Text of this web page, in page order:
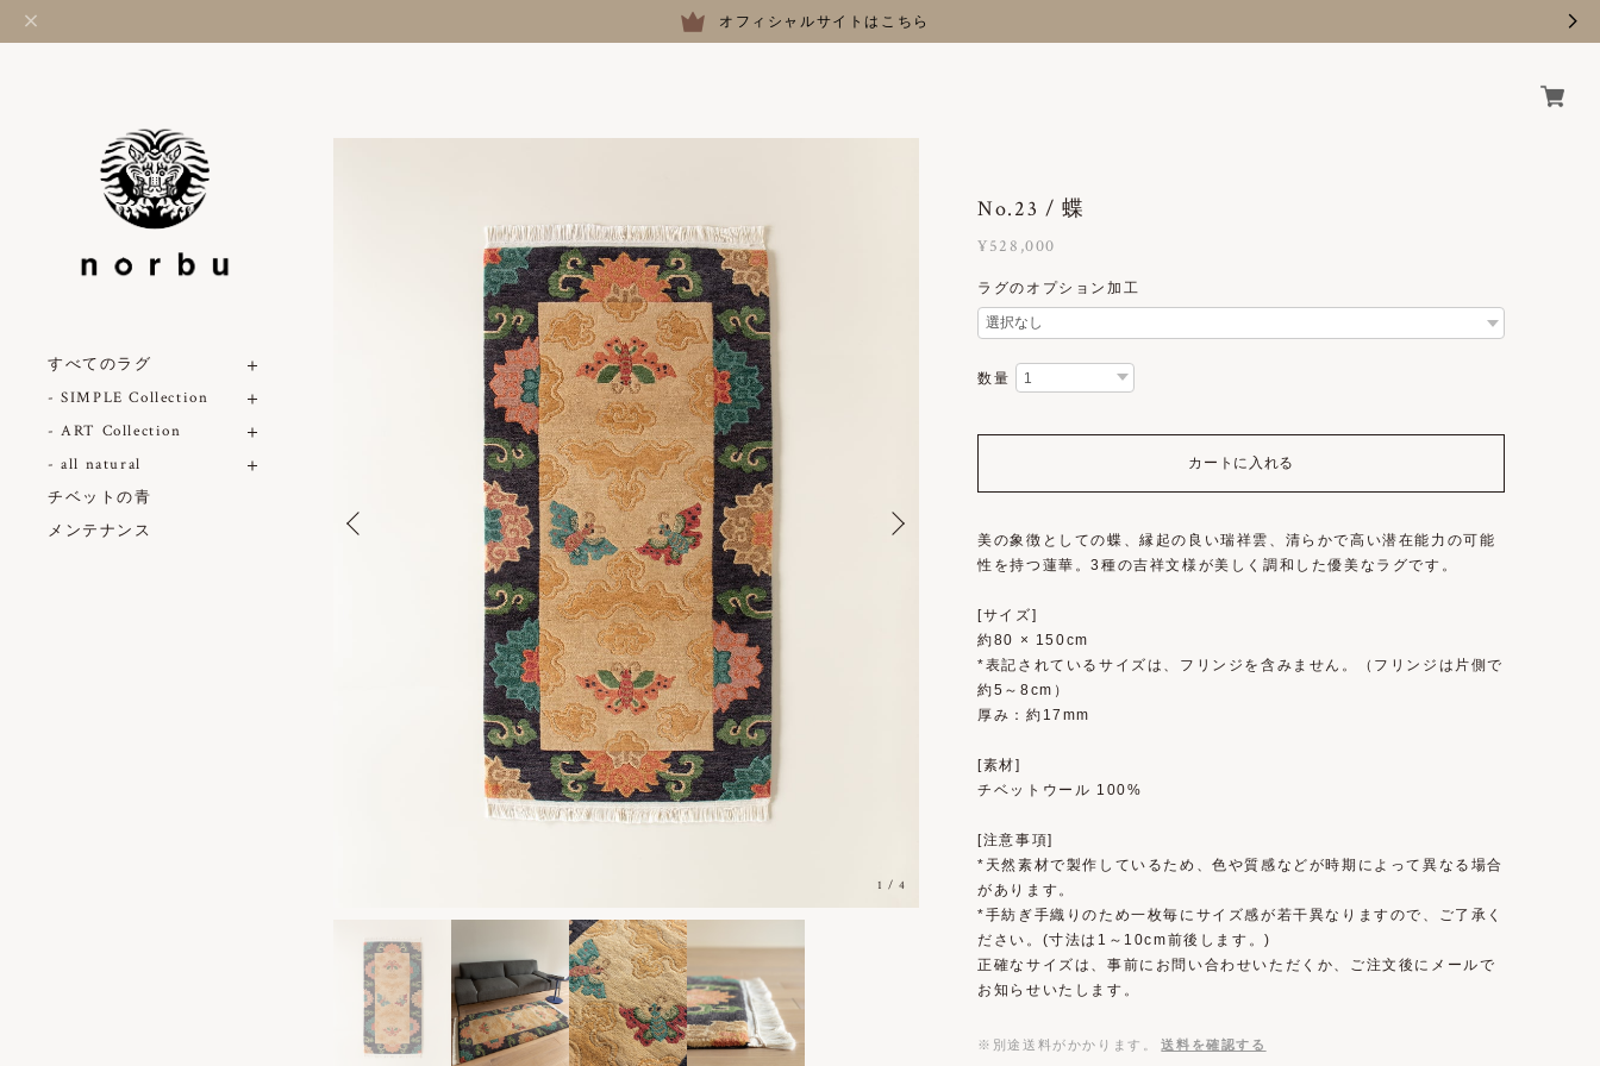
オフィシャルサイトはこちら
すべてのラグ
- SIMPLE Collection
- ART Collection
- all natural
チベットの青
メンテナンス
1 /4
No.23 / 蝶
¥528,000
ラグのオプション加工
数量
カートに入れる
美の象徴としての蝶、縁起の良い瑞祥雲、清らかで高い潜在能力の可能
性を持つ蓮華。3種の吉祥文様が美しく調和した優美なラグです。
[サイズ]
約80 × 150cm
*表記されているサイズは、フリンジを含みません。（フリンジは片側で
約5～8cm）
厚み：約17mm
[素材]
チベットウール 100%
[注意事項]
*天然素材で製作しているため、色や質感などが時期によって異なる場合
があります。
*手紡ぎ手織りのため一枚毎にサイズ感が若干異なりますので、ご了承く
ださい。(寸法は1～10cm前後します。)
正確なサイズは、事前にお問い合わせいただくか、ご注文後にメールで
お知らせいたします。
※別途送料がかかります。 送料を確認する